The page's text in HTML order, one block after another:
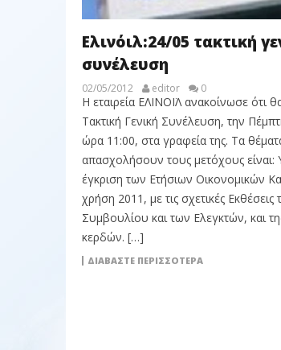
Ελινόιλ:24/05 τακτική
συνέλευση
02/05/2012 editor 0
Η εταιρεία ΕΛΙΝΟΪΛ ανακοίνωσε ότι
Τακτική Γενική Συνέλευση, την
ώρα 11:00, στα γραφεία της. Τα
απασχολήσουν τους μετόχους
έγκριση των Ετήσιων Οικονομικών
χρήση 2011, με τις σχετικές Εκθέσεις
Συμβουλίου και των Ελεγκτών, και
κερδών. […]
ΔΙΑΒΆΣΤΕ ΠΕΡΙΣΣΌΤΕΡΑ